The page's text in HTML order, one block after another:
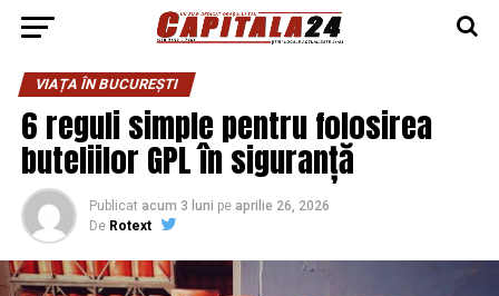
VIAȚA ÎN BUCUREȘTI
​6 reguli simple pentru folosirea
buteliilor GPL în siguranță
Publicat acum 3 luni pe aprilie 26, 2026
De Rotext